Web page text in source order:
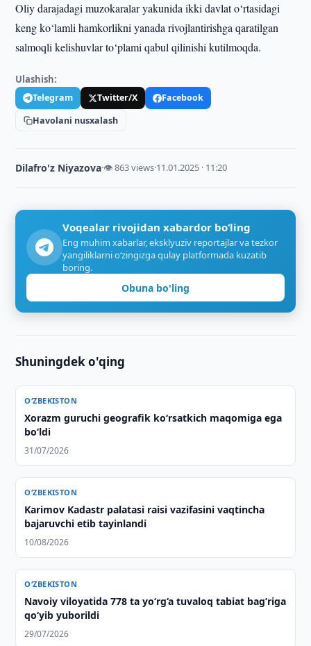
Oliy darajadagi muzokaralar yakunida ikki davlat o‘rtasidagi
keng ko‘lamli hamkorlikni yanada rivojlantirishga qaratilgan
salmoqli kelishuvlar to‘plami qabul qilinishi kutilmoqda.
Ulashish:
Telegram Twitter/X
Facebook
Havolani nusxalash
Dilafro'z Niyazova·👁 863 views·11.01.2025 · 11:20
Voqealar rivojidan xabardor bo‘ling
Eng muhim xabarlar, eksklyuziv reportajlar va tezkor
yangiliklarni o‘zingizga qulay platformada kuzatib
boring.
Obuna bo'ling
Shuningdek o'qing
O‘ZBEKISTON
Xorazm guruchi geografik ko‘rsatkich maqomiga ega
bo‘ldi
31/07/2026
O‘ZBEKISTON
Karimov Kadastr palatasi raisi vazifasini vaqtincha
bajaruvchi etib tayinlandi
10/08/2026
O‘ZBEKISTON
Navoiy viloyatida 778 ta yo‘rg‘a tuvaloq tabiat bag‘riga
qo‘yib yuborildi
29/07/2026